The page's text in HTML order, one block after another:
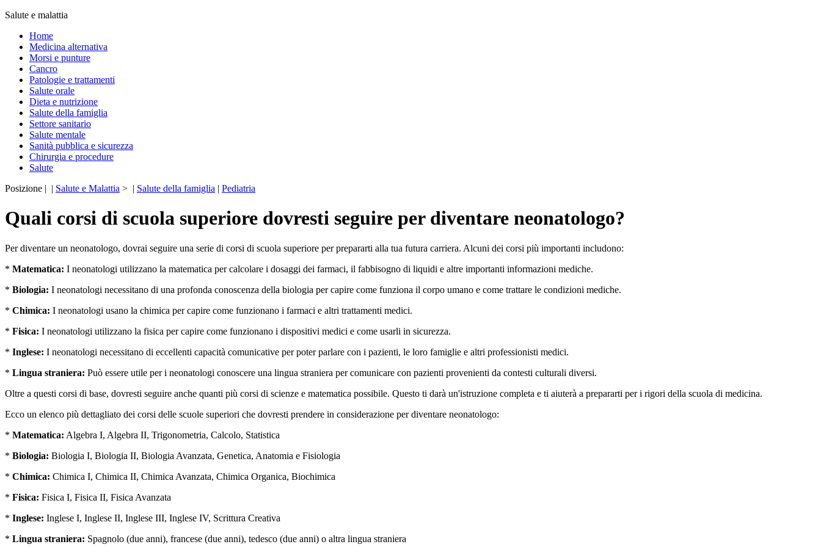
Salute e malattia
Home
Medicina alternativa
Morsi e punture
Cancro
Patologie e trattamenti
Salute orale
Dieta e nutrizione
Salute della famiglia
Settore sanitario
Salute mentale
Sanità pubblica e sicurezza
Chirurgia e procedure
Salute
Posizione | | Salute e Malattia > | Salute della famiglia | Pediatria
Quali corsi di scuola superiore dovresti seguire per diventare neonatologo?
Per diventare un neonatologo, dovrai seguire una serie di corsi di scuola superiore per prepararti alla tua futura carriera. Alcuni dei corsi più importanti includono:
* Matematica: I neonatologi utilizzano la matematica per calcolare i dosaggi dei farmaci, il fabbisogno di liquidi e altre importanti informazioni mediche.
* Biologia: I neonatologi necessitano di una profonda conoscenza della biologia per capire come funziona il corpo umano e come trattare le condizioni mediche.
* Chimica: I neonatologi usano la chimica per capire come funzionano i farmaci e altri trattamenti medici.
* Fisica: I neonatologi utilizzano la fisica per capire come funzionano i dispositivi medici e come usarli in sicurezza.
* Inglese: I neonatologi necessitano di eccellenti capacità comunicative per poter parlare con i pazienti, le loro famiglie e altri professionisti medici.
* Lingua straniera: Può essere utile per i neonatologi conoscere una lingua straniera per comunicare con pazienti provenienti da contesti culturali diversi.
Oltre a questi corsi di base, dovresti seguire anche quanti più corsi di scienze e matematica possibile. Questo ti darà un'istruzione completa e ti aiuterà a prepararti per i rigori della scuola di medicina.
Ecco un elenco più dettagliato dei corsi delle scuole superiori che dovresti prendere in considerazione per diventare neonatologo:
* Matematica: Algebra I, Algebra II, Trigonometria, Calcolo, Statistica
* Biologia: Biologia I, Biologia II, Biologia Avanzata, Genetica, Anatomia e Fisiologia
* Chimica: Chimica I, Chimica II, Chimica Avanzata, Chimica Organica, Biochimica
* Fisica: Fisica I, Fisica II, Fisica Avanzata
* Inglese: Inglese I, Inglese II, Inglese III, Inglese IV, Scrittura Creativa
* Lingua straniera: Spagnolo (due anni), francese (due anni), tedesco (due anni) o altra lingua straniera